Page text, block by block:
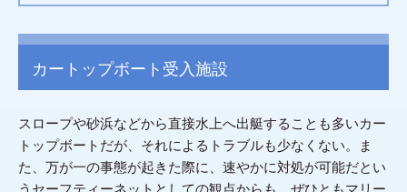
カートップボート受入施設
スロープや砂浜などから直接水上へ出艇することも多いカー
トップボートだが、それによるトラブルも少なくない。ま
た、万が一の事態が起きた際に、速やかに対処が可能だとい
うセーフティーネットとしての観点からも、ぜひともマリー